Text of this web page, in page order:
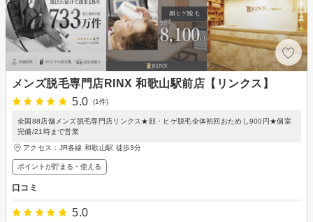
メンズ脱毛専門店RINX 和歌山駅前店【リンクス】
5.0
(1件)
全国88店舗メンズ脱毛専門店リンクス★顔・ヒゲ脱毛全体初回おためし900円★個室
完備/21時まで営業
アクセス：JR各線 和歌山駅 徒歩3分
ポイントが貯まる・使える
口コミ
5.0